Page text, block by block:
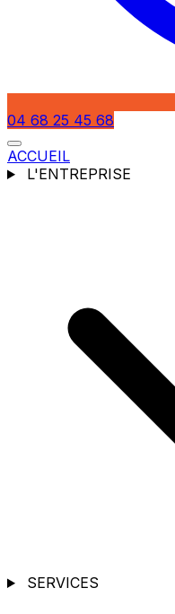
04 68 25 45 68
ACCUEIL
L'ENTREPRISE
SERVICES